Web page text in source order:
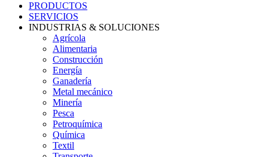
PRODUCTOS
SERVICIOS
INDUSTRIAS & SOLUCIONES
Agrícola
Alimentaria
Construcción
Energía
Ganadería
Metal mecánico
Minería
Pesca
Petroquímica
Química
Textil